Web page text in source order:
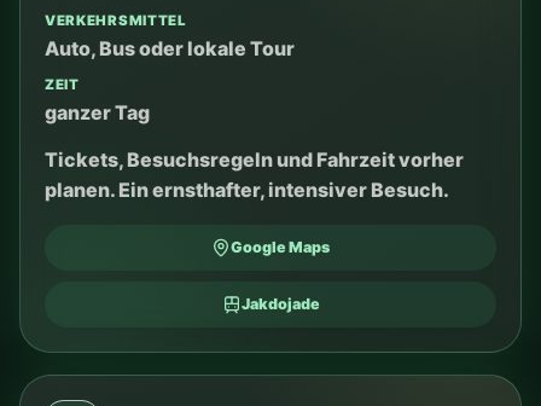
ZEIT
halber / ganzer Tag
Natur, Spaziergang, Burg und ruhigeres Tempo.
Gute Alternative zum belebten Zentrum.
Google Maps
Jakdojade